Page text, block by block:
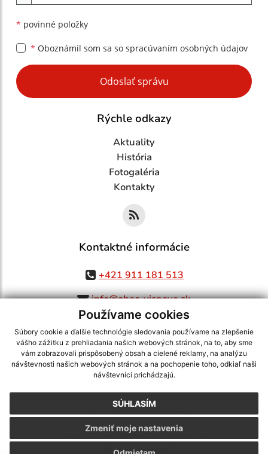
Používame cookies
Súbory cookie a ďalšie technológie sledovania používame na zlepšenie
vášho zážitku z prehliadania našich webových stránok, na to, aby sme
vám zobrazovali prispôsobený obsah a cielené reklamy, na analýzu
návštevnosti našich webových stránok a na pochopenie toho, odkiaľ naši
návštevníci prichádzajú.
SÚHLASÍM
Zmeniť moje nastavenia
* povinné položky
* Oboznámil som sa so spracúvaním osobných údajov
Google reCaptcha Response
Odoslať správu
Rýchle odkazy
Aktuality
História
Fotogaléria
Kontakty
Kontaktné informácie
+421 911 181 513
info@obec-visnove.sk
využite možnosť získavania aktuálnych informácií s využitím RSS
CMS systém (redakčný) systém ECHELON 2,Mapa stránok,web portál
webex.digital, s.r.o.,domény,registrácia domény
Posledná aktualizácia:27.05.2026
Vytlačiť stránku|Vyhlásenie o prístupnosti